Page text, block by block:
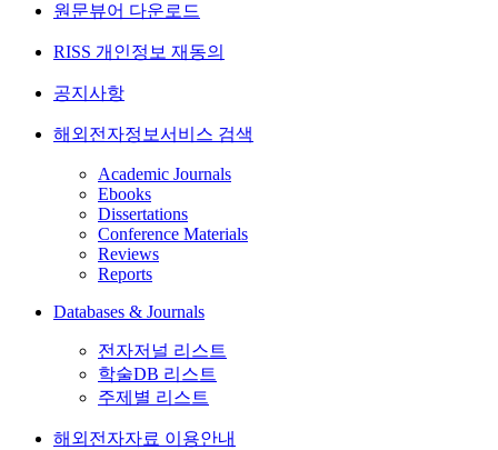
원문뷰어 다운로드
RISS 개인정보 재동의
공지사항
해외전자정보서비스 검색
Academic Journals
Ebooks
Dissertations
Conference Materials
Reviews
Reports
Databases & Journals
전자저널 리스트
학술DB 리스트
주제별 리스트
해외전자자료 이용안내